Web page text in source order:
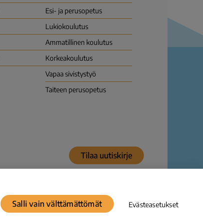
Esi- ja perusopetus
Lukio­koulutus
Ammatillinen koulutus
Korkea­koulutus
Vapaa sivistys­työ
Taiteen perusopetus
Tilaa uutiskirje
Salli vain välttämättömät Evästeasetukset